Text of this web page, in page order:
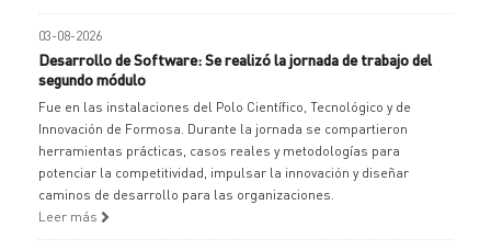
03-08-2026
Desarrollo de Software: Se realizó la jornada de trabajo del
segundo módulo
Fue en las instalaciones del Polo Científico, Tecnológico y de
Innovación de Formosa. Durante la jornada se compartieron
herramientas prácticas, casos reales y metodologías para
potenciar la competitividad, impulsar la innovación y diseñar
caminos de desarrollo para las organizaciones.
Leer más